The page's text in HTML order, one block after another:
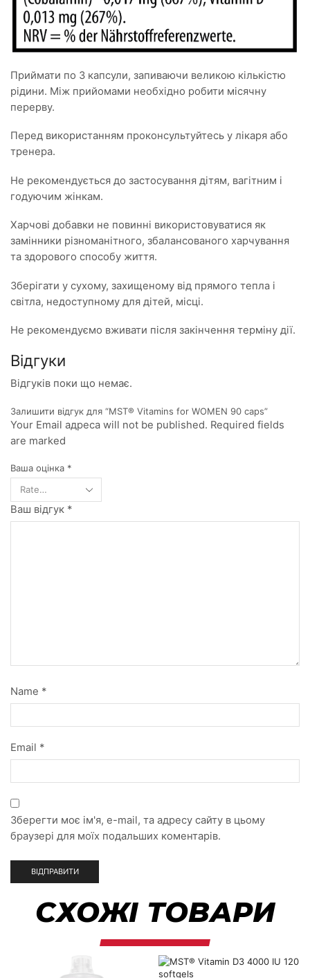
Приймати по 3 капсули, запиваючи великою кількістю
рідини. Між прийомами необхідно робити місячну
перерву.
Перед використанням проконсультуйтесь у лікаря або
тренера.
Не рекомендується до застосування дітям, вагітним і
годуючим жінкам.
Харчові добавки не повинні використовуватися як
замінники різноманітного, збалансованого харчування
та здорового способу життя.
Зберігати у сухому, захищеному від прямого тепла і
світла, недоступному для дітей, місці.
Не рекомендуємо вживати після закінчення терміну дії.
Відгуки
Відгуків поки що немає.
Залишити відгук для “MST® Vitamins for WOMEN 90 caps”
Your Email адреса will not be published. Required fields
are marked
Ваша оцінка *
Ваш відгук *
Name *
Email *
Зберегти моє ім'я, e-mail, та адресу сайту в цьому
браузері для моїх подальших коментарів.
СХОЖІ ТОВАРИ